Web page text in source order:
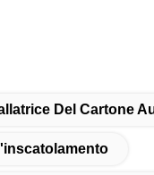
Del Cartone